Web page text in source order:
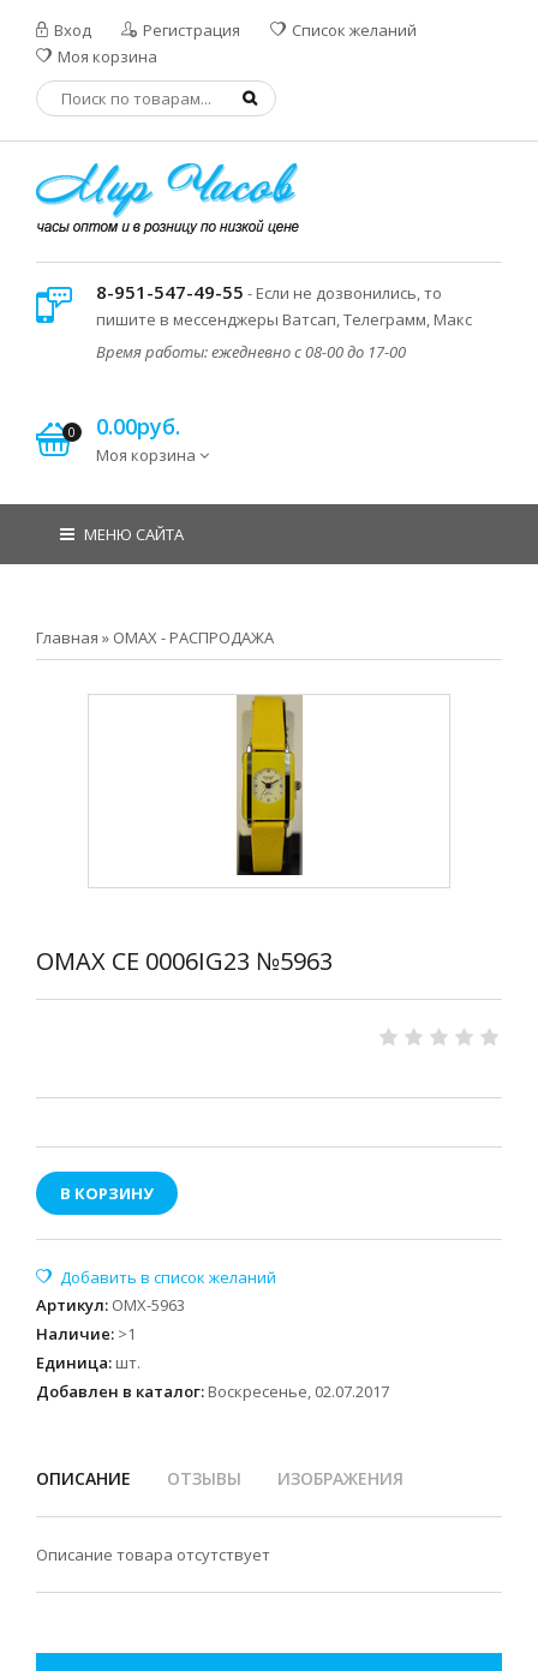
Вход Регистрация
Список желаний
Моя корзина
8-951-547-49-55 - Если не дозвонились, то
пишите в мессенджеры Ватсап, Телеграмм, Макс
Время работы: ежедневно с 08-00 до 17-00
0 0.00руб.
Моя корзина
МЕНЮ САЙТА
Главная » OMAX - РАСПРОДАЖА
OMAX CE 0006IG23 №5963
В КОРЗИНУ
Артикул: OMX-5963
Наличие: >1
Единица: шт.
Добавлен в каталог: Воскресенье, 02.07.2017
ОПИСАНИЕ ОТЗЫВЫ ИЗОБРАЖЕНИЯ
Описание товара отсутствует